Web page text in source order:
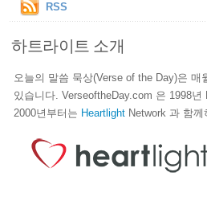
RSS
하트라이트 소개
오늘의 말씀 묵상(Verse of the Day)은 매
있습니다. VerseoftheDay.com 은 1998
2000년부터는 Heartlight Network 과 함